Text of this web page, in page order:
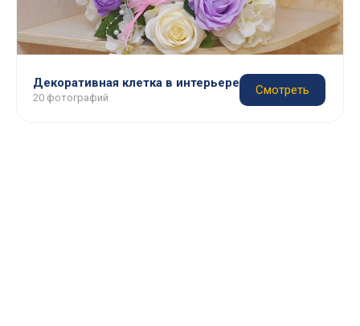
Декоративная клетка в интерьере
20 фотографий
Смотреть